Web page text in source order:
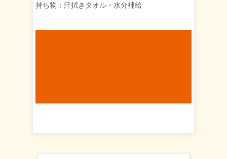
持ち物：汗拭きタオル・水分補給